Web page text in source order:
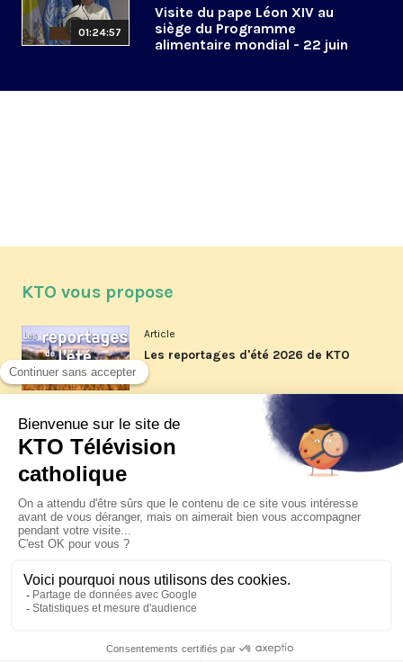
01:24:57
Visite du pape Léon XIV au
siège du Programme
alimentaire mondial - 22 juin
KTO vous propose
Article
Les reportages d'été 2026 de KTO
Article
La visite pastorale du pape Léon
XIV à Assise à suivre sur KTO le
Article
Le pape en Uruguay, Argentine et